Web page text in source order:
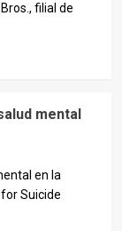
filial de
mental
en la
Suicide